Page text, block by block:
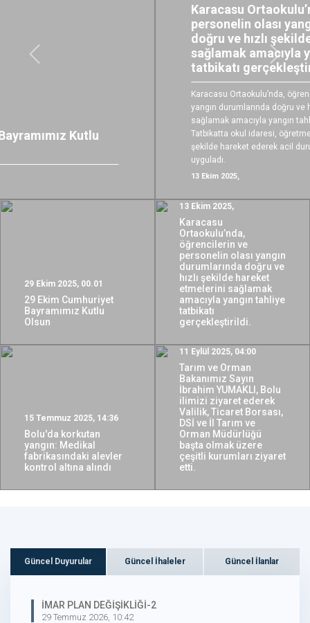
Karacasu Ortaokulu’nda, öğrencilerin ve
personelin olası yangın durumlarında
doğru ve hızlı şekilde hareket etmelerini
sağlamak amacıyla yangın tahliye
tatbikatı gerçekleştirildi.
Karacasu Ortaokulu’nda, öğrencilerin ve personelin olası
yangın durumlarında doğru ve hızlı şekilde hareket etmelerini
sağlamak amacıyla yangın tahliye tatbikatı gerçekleştirildi.
Tatbikatta okul idaresi, öğretmenler ve öğrenciler koordineli bir
şekilde hareket ederek acil durum senaryosunu başarıyla
Önceki Sonraki
29 Ekim 2025, 00.01
29 Ekim Cumhuriyet
Bayramımız Kutlu
Olsun
13 Ekim 2025,
Karacasu
Ortaokulu’nda,
öğrencilerin ve
personelin olası yangın
durumlarında doğru ve
hızlı şekilde hareket
etmelerini sağlamak
amacıyla yangın tahliye
tatbikatı
gerçekleştirildi.
15 Temmuz 2025, 14:36
Bolu'da korkutan
yangın: Medikal
fabrikasındaki alevler
kontrol altına alındı
11 Eylül 2025, 04:00
Tarım ve Orman
Bakanımız Sayın
İbrahim YUMAKLI, Bolu
ilimizi ziyaret ederek
Valilik, Ticaret Borsası,
DSİ ve İl Tarım ve
Orman Müdürlüğü
başta olmak üzere
çeşitli kurumları ziyaret
etti.
Güncel Duyurular Güncel İhaleler Güncel İlanlar
İMAR PLAN DEĞİŞİKLİĞİ-2
29 Temmuz 2026, 10:42